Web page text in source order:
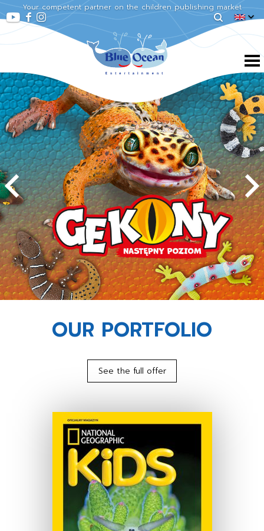
Your competent partner on the children publishing market
OUR PORTFOLIO
See the full offer